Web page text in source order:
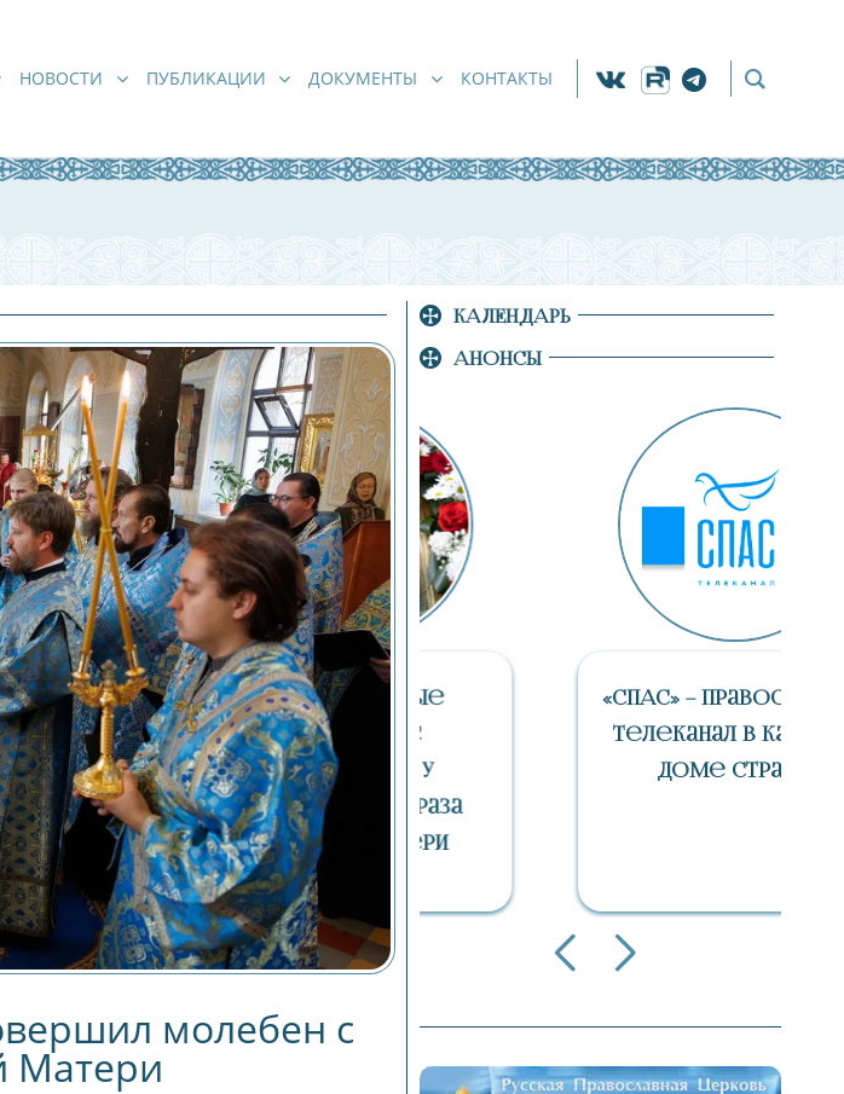
НОВОСТИ ПУБЛИКАЦИИ ДОКУМЕНТЫ КОНТАКТЫ
молебен с
Матери
КАЛЕНДАРЬ
АНОНСЫ
Еженедельные
Молебны С
Акафистом У
Луганского Образа
Божией Матери
«СПАС» – Православный
Телеканал В Каждом
Доме Страны